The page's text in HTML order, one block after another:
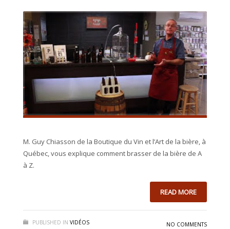
M. Guy Chiasson de la Boutique du Vin et l’Art de la bière, à
Québec, vous explique comment brasser de la bière de A
à Z.
READ MORE
PUBLISHED IN VIDÉOS NO COMMENTS